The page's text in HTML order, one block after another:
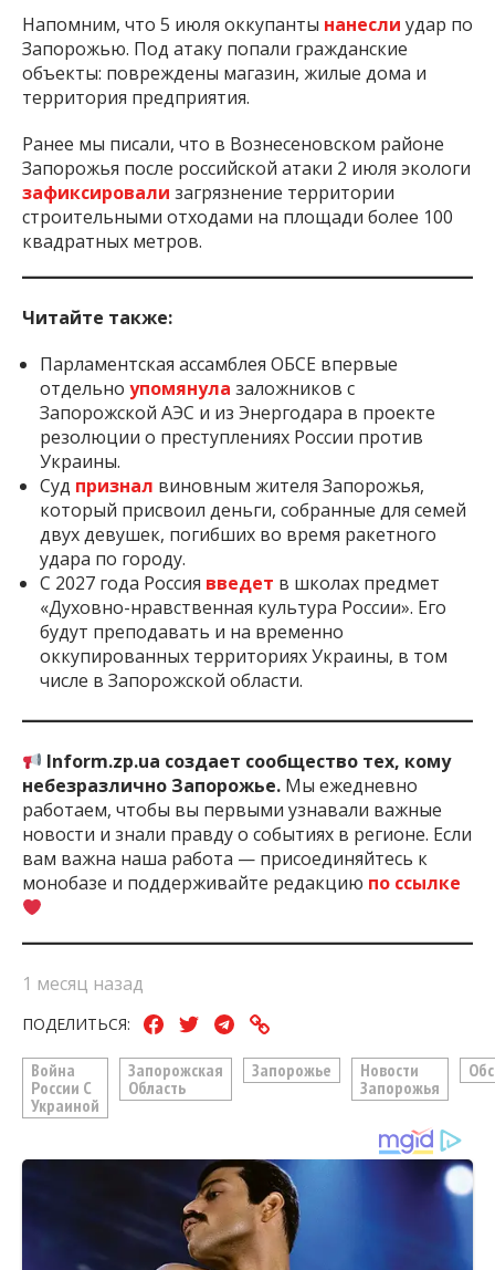
Напомним, что 5 июля оккупанты нанесли удар по
Запорожью. Под атаку попали гражданские
объекты: повреждены магазин, жилые дома и
территория предприятия.
Ранее мы писали, что в Вознесеновском районе
Запорожья после российской атаки 2 июля экологи
зафиксировали загрязнение территории
строительными отходами на площади более 100
квадратных метров.
Читайте также:
Парламентская ассамблея ОБСЕ впервые
отдельно упомянула заложников с
Запорожской АЭС и из Энергодара в проекте
резолюции о преступлениях России против
Украины.
Суд признал виновным жителя Запорожья,
который присвоил деньги, собранные для семей
двух девушек, погибших во время ракетного
удара по городу.
С 2027 года Россия введет в школах предмет
«Духовно-нравственная культура России». Его
будут преподавать и на временно
оккупированных территориях Украины, в том
числе в Запорожской области.
Inform.zp.ua создает сообщество тех, кому
небезразлично Запорожье. Мы ежедневно
работаем, чтобы вы первыми узнавали важные
новости и знали правду о событиях в регионе. Если
вам важна наша работа — присоединяйтесь к
монобазе и поддерживайте редакцию по ссылке
1 месяц назад
ПОДЕЛИТЬСЯ:
Война
России С
Украиной
Запорожская
Область
Запорожье
Новости
Запорожья